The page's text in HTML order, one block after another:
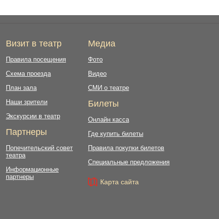
Визит в театр
Правила посещения
Схема проезда
План зала
Наши зрители
Экскурсии в театр
Партнеры
Попечительский совет
театра
Информационные
партнеры
Медиа
Фото
Видео
СМИ о театре
Билеты
Онлайн касса
Где купить билеты
Правила покупки билетов
Специальные предложения
Карта сайта